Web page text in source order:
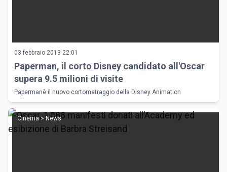
03 febbraio 2013 22:01
Paperman, il corto Disney candidato all'Oscar
supera 9.5 milioni di visite
Papermanè il nuovo cortometraggio della Disney Animation
Cinema > News